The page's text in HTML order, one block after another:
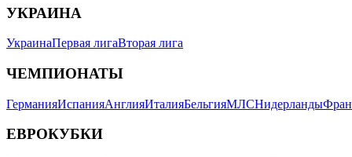
УКРАИНА
УкраинаПервая лигаВторая лига
ЧЕМПИОНАТЫ
ГерманияИспанияАнглияИталияБельгияМЛСНидерланды
ЕВРОКУБКИ